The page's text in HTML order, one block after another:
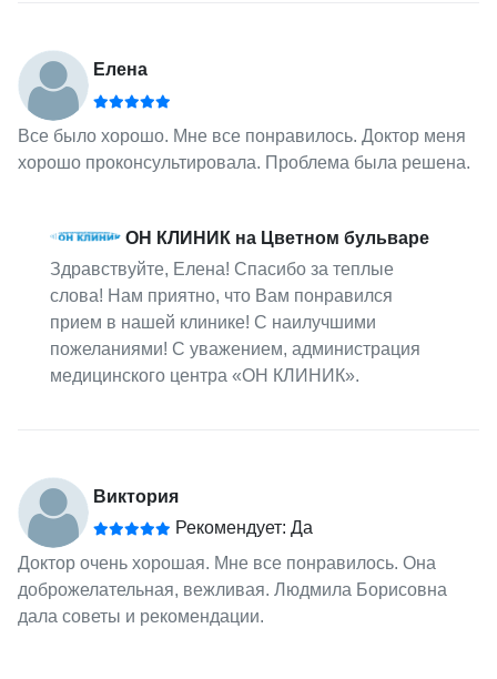
Елена
Все было хорошо. Мне все понравилось. Доктор меня
хорошо проконсультировала. Проблема была решена.
ОН КЛИНИК на Цветном бульваре
Здравствуйте, Елена! Спасибо за теплые
слова! Нам приятно, что Вам понравился
прием в нашей клинике! С наилучшими
пожеланиями! С уважением, администрация
медицинского центра «ОН КЛИНИК».
Виктория
Рекомендует: Да
Доктор очень хорошая. Мне все понравилось. Она
доброжелательная, вежливая. Людмила Борисовна
дала советы и рекомендации.